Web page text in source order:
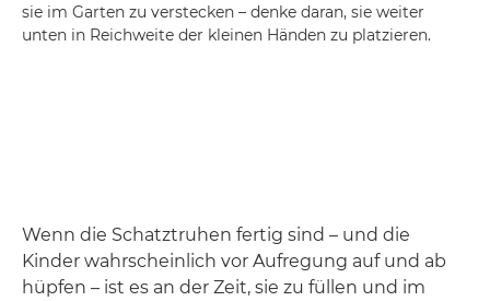
sie im Garten zu verstecken – denke daran, sie weiter
unten in Reichweite der kleinen Händen zu platzieren.
Wenn die Schatztruhen fertig sind – und die
Kinder wahrscheinlich vor Aufregung auf und ab
hüpfen – ist es an der Zeit, sie zu füllen und im